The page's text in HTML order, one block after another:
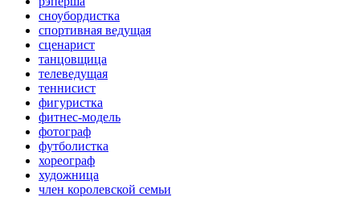
сноубордистка
спортивная ведущая
сценарист
танцовщица
телеведущая
теннисист
фигуристка
фитнес-модель
фотограф
футболистка
хореограф
художница
член королевской семьи